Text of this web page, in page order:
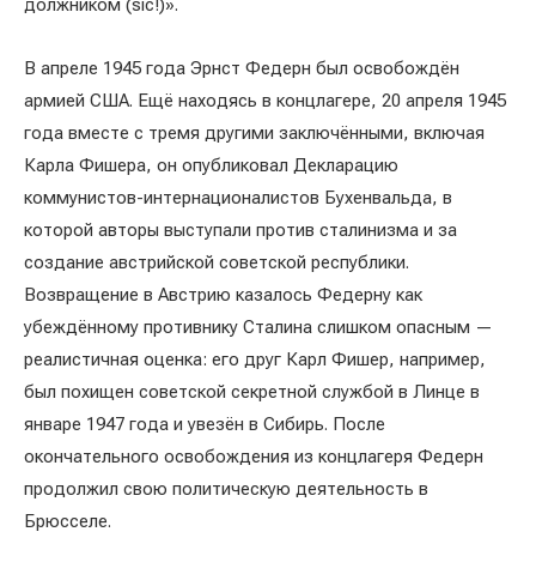
должником (sic!)».
В апреле 1945 года Эрнст Федерн был освобождён
армией США. Ещё находясь в концлагере, 20 апреля 1945
года вместе с тремя другими заключёнными, включая
Карла Фишера, он опубликовал Декларацию
коммунистов-интернационалистов Бухенвальда, в
которой авторы выступали против сталинизма и за
создание австрийской советской республики.
Возвращение в Австрию казалось Федерну как
убеждённому противнику Сталина слишком опасным —
реалистичная оценка: его друг Карл Фишер, например,
был похищен советской секретной службой в Линце в
январе 1947 года и увезён в Сибирь. После
окончательного освобождения из концлагеря Федерн
продолжил свою политическую деятельность в
Брюсселе.